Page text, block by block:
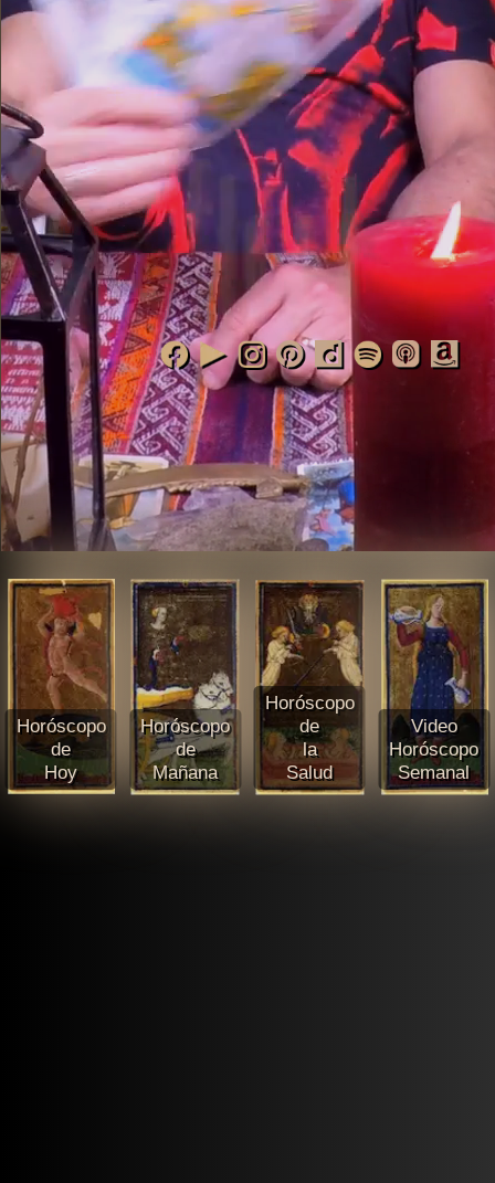
Horóscopo
de
Hoy
Horóscopo
de
Mañana
Horóscopo
de
la
Salud
Video
Horóscopo
Semanal